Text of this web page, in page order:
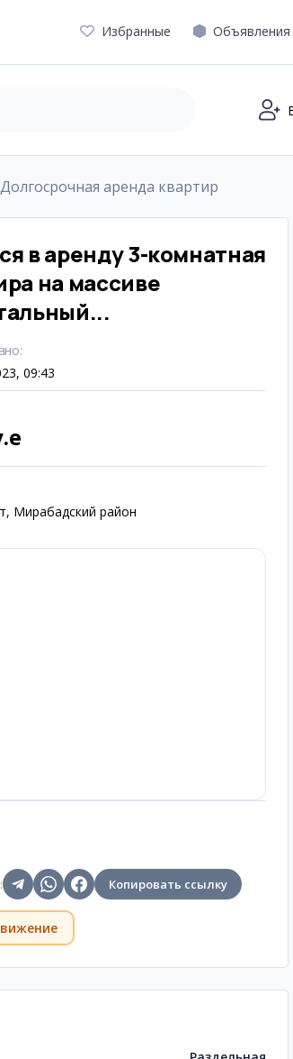
Избранные Объявления
Долгосрочная аренда квартир
в аренду 3-комнатная
на массиве
:
09:43
Мирабадский район
: Копировать ссылку